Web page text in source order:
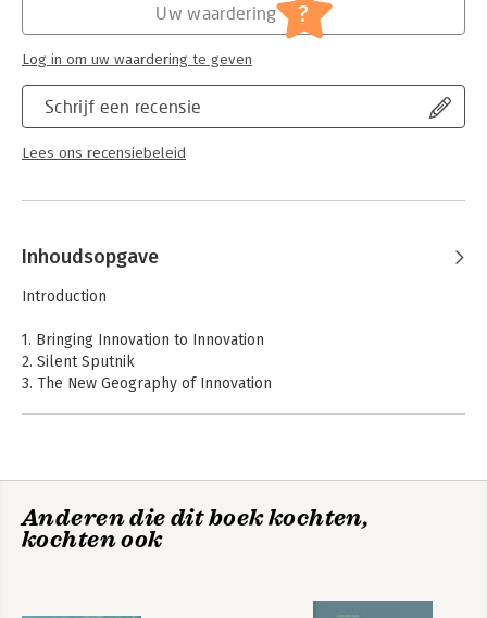
Lees verder
Schrijf een recensie
Lees ons recensiebeleid
Uw waardering ?
Log in om uw waardering te geven
Inhoudsopgave
Introduction
1. Bringing Innovation to Innovation
2. Silent Sputnik
3. The New Geography of Innovation
9. A National Innovation Agenda
10. What's Good for the World Is Good for America
Anderen die dit boek kochten,
kochten ook